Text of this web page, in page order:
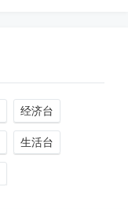
经济台
生活台